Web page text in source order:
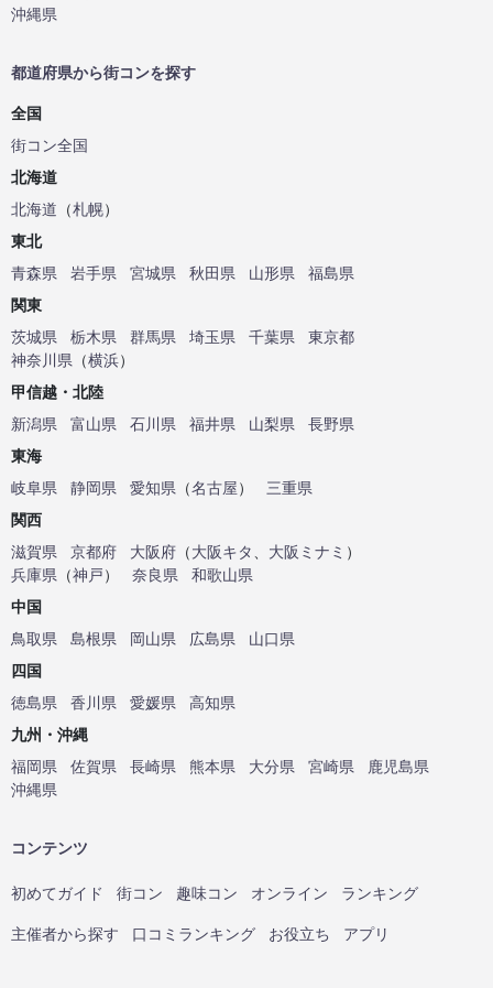
沖縄県
都道府県から街コンを探す
全国
街コン全国
北海道
北海道 （札幌）
東北
青森県
岩手県 宮城県 秋田県 山形県
福島県
関東
茨城県
栃木県 群馬県 埼玉県 千葉県
東京都
神奈川県 （横浜）
甲信越・北陸
新潟県
富山県 石川県 福井県 山梨県
長野県
東海
岐阜県
静岡県 愛知県 （名古屋）
三重県
関西
滋賀県
京都府 大阪府 （大阪キタ 大阪ミナミ ）
兵庫県 （神戸） 奈良県
和歌山県
中国
鳥取県
島根県 岡山県 広島県
山口県
四国
徳島県
香川県 愛媛県
高知県
九州・沖縄
福岡県
佐賀県 長崎県 熊本県 大分県 宮崎県
鹿児島県
沖縄県
コンテンツ
初めてガイド 街コン 趣味コン オンライン ランキング
主催者から探す 口コミランキング お役立ち アプリ